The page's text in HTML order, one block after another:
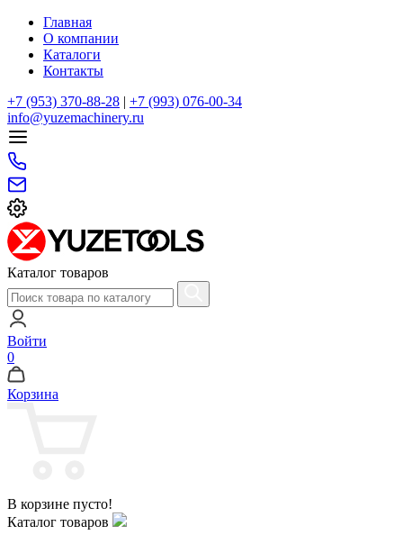
Главная
О компании
Каталоги
Контакты
+7 (953) 370-88-28 | +7 (993) 076-00-34
info@yuzemachinery.ru
Каталог товаров
Войти
0
Корзина
В корзине пусто!
Каталог товаров